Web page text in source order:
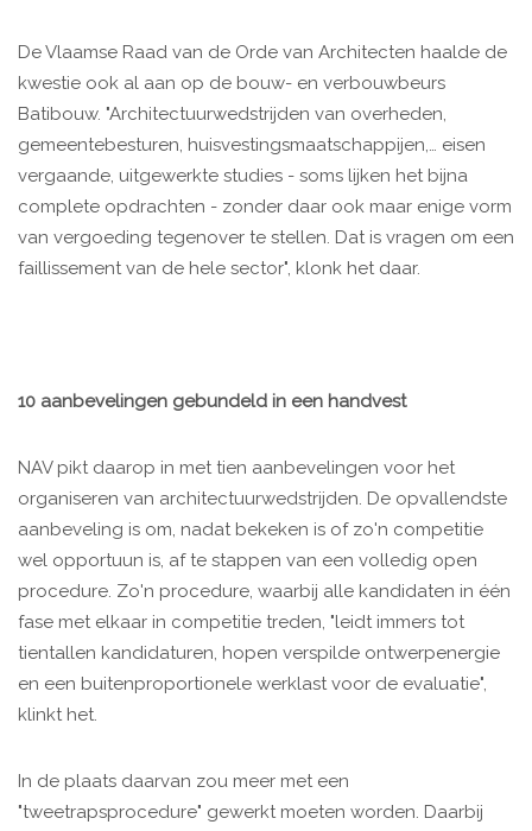
De Vlaamse Raad van de Orde van Architecten haalde de
kwestie ook al aan op de bouw- en verbouwbeurs
Batibouw. "Architectuurwedstrijden van overheden,
gemeentebesturen, huisvestingsmaatschappijen,… eisen
vergaande, uitgewerkte studies - soms lijken het bijna
complete opdrachten - zonder daar ook maar enige vorm
van vergoeding tegenover te stellen. Dat is vragen om een
faillissement van de hele sector", klonk het daar.
10 aanbevelingen gebundeld in een handvest
NAV pikt daarop in met tien aanbevelingen voor het
organiseren van architectuurwedstrijden. De opvallendste
aanbeveling is om, nadat bekeken is of zo'n competitie
wel opportuun is, af te stappen van een volledig open
procedure. Zo'n procedure, waarbij alle kandidaten in één
fase met elkaar in competitie treden, "leidt immers tot
tientallen kandidaturen, hopen verspilde ontwerpenergie
en een buitenproportionele werklast voor de evaluatie",
klinkt het.
In de plaats daarvan zou meer met een
"tweetrapsprocedure" gewerkt moeten worden. Daarbij